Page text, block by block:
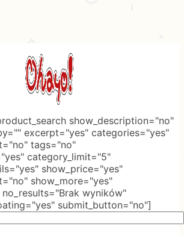
show_description="no"
excerpt="yes" categories="yes"
tags="no"
category_limit="5"
show_price="yes"
show_more="yes"
wyników"
submit_button="no"]